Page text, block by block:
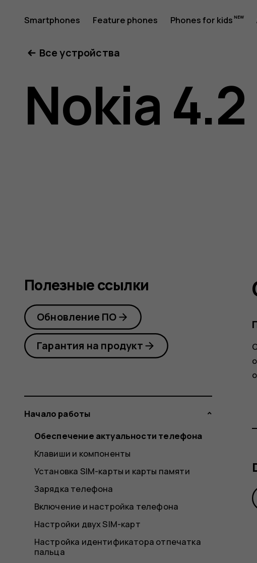
Nokia
4.2
user
Smartphones Feature phones Phones for kids
Все устройства
Nokia 4.2
Полезные ссылки
Обновление ПО
Гарантия на продукт
Начало работы
Обеспечение актуальности телефона
Клавиши и компоненты
Установка SIM-карты и карты памяти
Зарядка телефона
Включение и настройка телефона
Настройки двух SIM-карт
Настройка идентификатора отпечатка
пальца